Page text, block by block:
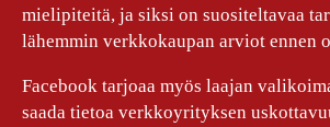
mielipiteitä, ja siksi on suositeltavaa
lähemmin verkkokaupan arviot ennen
Facebook tarjoaa myös laajan
saada tietoa verkkoyrityksen